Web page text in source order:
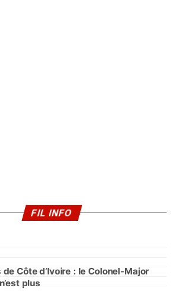
FIL INFO
Côte d’Ivoire : le Colonel-Major
plus